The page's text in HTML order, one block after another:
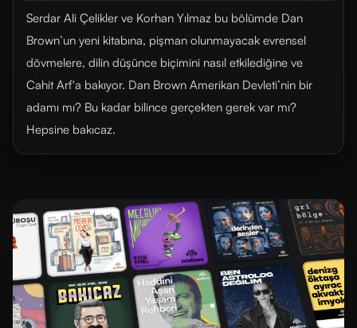
Serdar Ali Çelikler ve Korhan Yılmaz bu bölümde Dan
Brown’un yeni kitabına, pişman olunmayacak evrensel
dövmelere, dilin düşünce biçimini nasıl etkilediğine ve
Cahit Arf'a bakıyor. Dan Brown Amerikan Devleti’nin bir
adamı mı? Bu kadar bilince gerçekten gerek var mı?
Hepsine bakıcaz.